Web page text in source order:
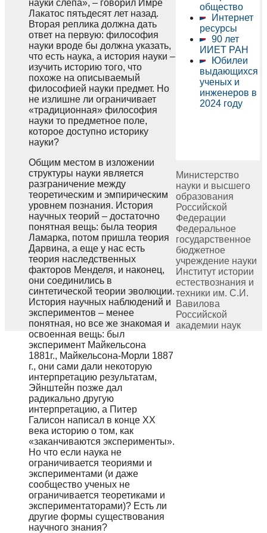
общество
Интернет
ресурсы
90 лет
ИИЕТ РАН
Юбилеи
выдающихся
ученых и
инженеров в
2024 году
науки слепа», – говорил Имре
Лакатос пятьдесят лет назад.
Вторая реплика должна дать
ответ на первую: философия
науки вроде бы должна указать,
что есть наука, а история науки –
изучить историю того, что
похоже на описываемый
философией науки предмет. Но
не излишне ли ограничивает
«традиционная» философия
науки то предметное поле,
которое доступно историку
науки?
Общим местом в изложении
структуры науки является
разграничение между
теоретическим и эмпирическим
уровнем познания. История
научных теорий – достаточно
понятная вещь: была теория
Ламарка, потом пришла теория
Дарвина, а еще у нас есть
теория наследственных
факторов Менделя, и наконец,
они соединились в
синтетической теории эволюции.
История научных наблюдений и
экспериментов – менее
понятная, но все же знакомая и
освоенная вещь: был
эксперимент Майкельсона
1881г., Майкельсона-Морли 1887
г., они сами дали некоторую
интерпретацию результатам,
Эйнштейн позже дал
радикально другую
интерпретацию, а Питер
Галисон написал в конце XX
века историю о том, как
«заканчиваются эксперименты».
Но что если наука не
ограничивается теориями и
экспериментами (и даже
сообщество ученых не
ограничивается теоретиками и
экспериментаторами)? Есть ли
другие формы существования
научного знания?
Министерство
науки и высшего
образования
Российской
Федерации
Федеральное
государственное
бюджетное
учреждение науки
Институт истории
естествознания и
техники им. С.И.
Вавилова
Российской
академии наук